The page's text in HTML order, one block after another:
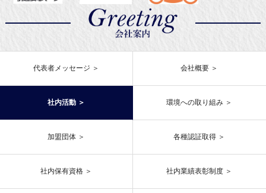
代表者メッセージ 会社概要
社内活動 環境への取り組み
加盟団体 各種認証取得
社内保有資格 社内業績表彰制度